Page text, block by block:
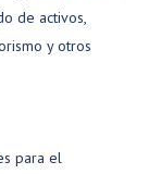
de activos,
y otros
para el